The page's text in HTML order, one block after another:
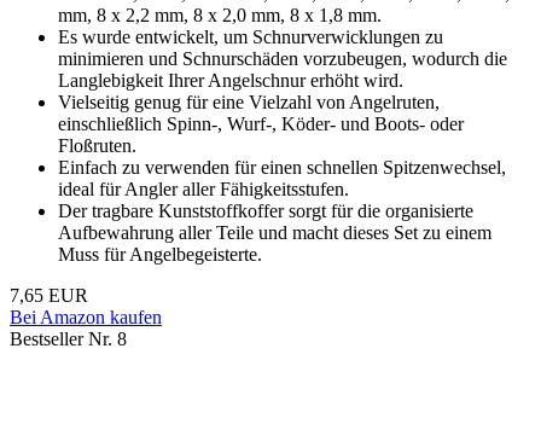
mm, 8 x 2,2 mm, 8 x 2,0 mm, 8 x 1,8 mm.
Es wurde entwickelt, um Schnurverwicklungen zu
minimieren und Schnurschäden vorzubeugen, wodurch die
Langlebigkeit Ihrer Angelschnur erhöht wird.
Vielseitig genug für eine Vielzahl von Angelruten,
einschließlich Spinn-, Wurf-, Köder- und Boots- oder
Floßruten.
Einfach zu verwenden für einen schnellen Spitzenwechsel,
ideal für Angler aller Fähigkeitsstufen.
Der tragbare Kunststoffkoffer sorgt für die organisierte
Aufbewahrung aller Teile und macht dieses Set zu einem
Muss für Angelbegeisterte.
7,65 EUR
Bei Amazon kaufen
Bestseller Nr. 8